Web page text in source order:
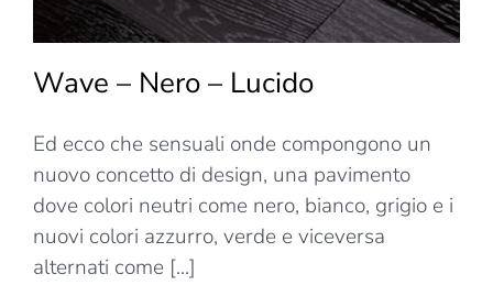
Wave – Nero – Lucido
Ed ecco che sensuali onde compongono un
nuovo concetto di design, una pavimento
dove colori neutri come nero, bianco, grigio e i
nuovi colori azzurro, verde e viceversa
alternati come [...]